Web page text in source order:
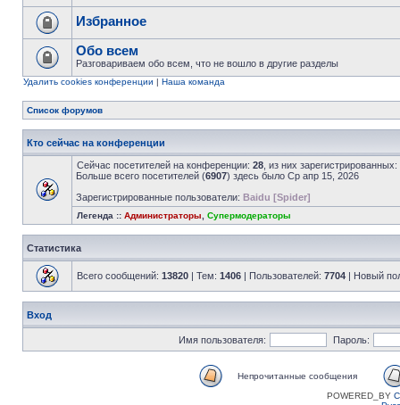
Избранное
Обо всем
Разговариваем обо всем, что не вошло в другие разделы
Удалить cookies конференции | Наша команда
Список форумов
Кто сейчас на конференции
Сейчас посетителей на конференции: 28 , из них
Больше всего посетителей (6907) здесь было Ср апр 15, 2026
Зарегистрированные пользователи: Baidu [Spider]
Легенда :: Администраторы Супермодераторы
Статистика
Всего сообщений: 13820 | Тем: 1406 | Пользователей: 7704 | Новый
Вход
Имя пользователя: Пароль:
Непрочитанные сообщения
POWERED_BY